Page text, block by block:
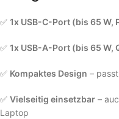
✅ 1x USB-C-Port (bis 65 W,
✅ 1x USB-A-Port (bis 65 W,
✅ Kompaktes Design –
✅ Vielseitig einsetzbar –
Laptop